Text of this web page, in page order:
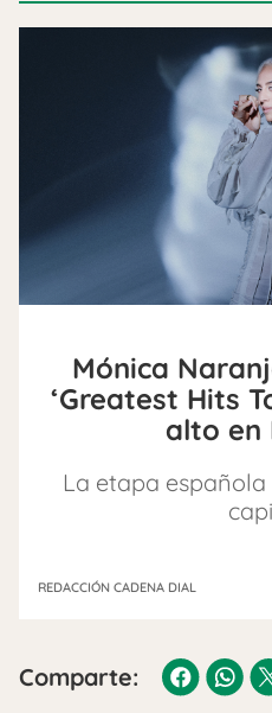
Mónica
‘Greatest Hits
alto en
La etapa
REDACCIÓN CADENA DIAL
Comparte: